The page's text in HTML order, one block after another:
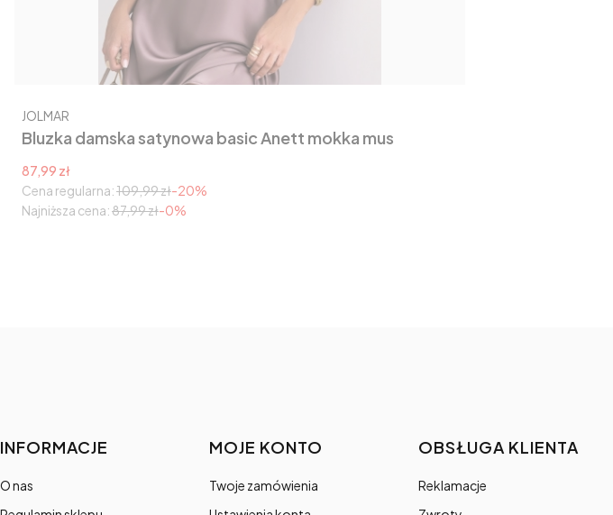
Bluzka damska satynowa basic Anett mokka mus
Producent
JOLMAR
Cena promocyjna
87,99 zł
Cena regularna:109,99 zł-20%
Najniższa cena:87,99 zł-0%
Linki w stopce
INFORMACJE
O nas
MOJE KONTO
Twoje zamówienia
OBSŁUGA KLIENTA
Reklamacje